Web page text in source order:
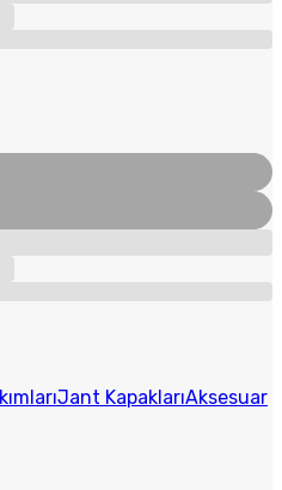
Jant KapaklarıAksesuar